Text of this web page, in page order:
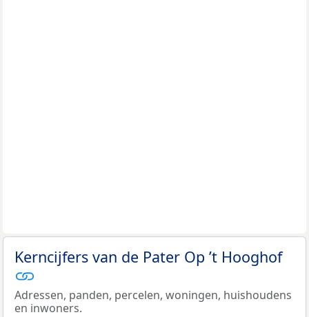
Kerncijfers van de Pater Op ’t Hooghof
Adressen, panden, percelen, woningen, huishoudens
en inwoners.